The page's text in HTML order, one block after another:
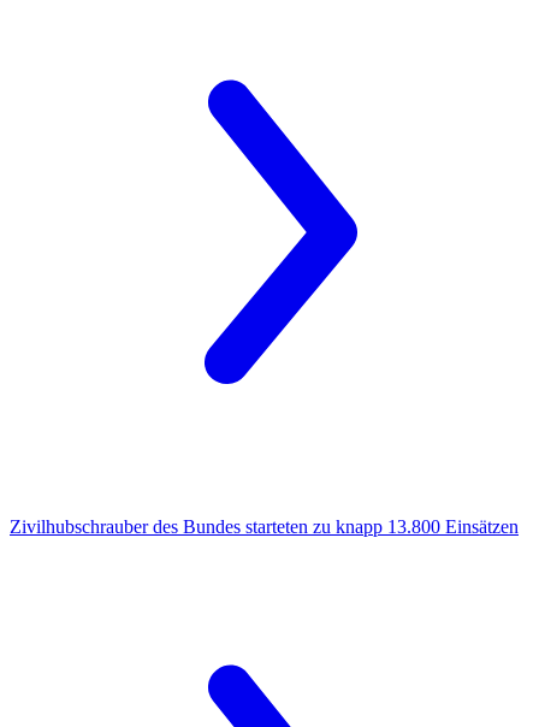
Zivilhubschrauber des Bundes starteten zu knapp 13.800 Einsätzen